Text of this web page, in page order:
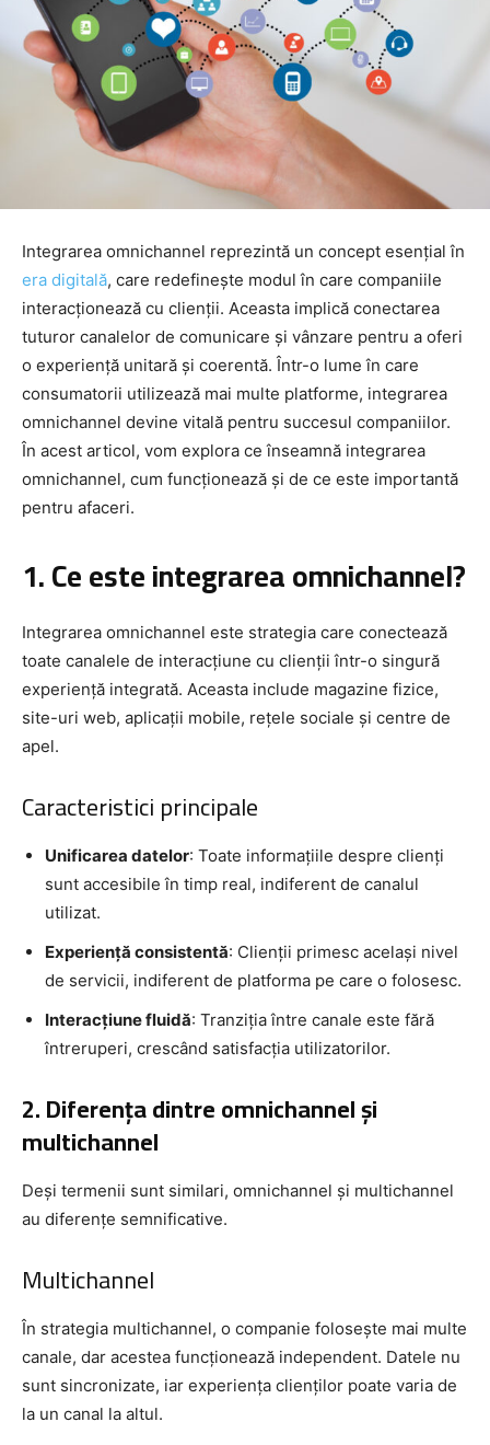
Integrarea omnichannel reprezintă un concept esențial în
era digitală, care redefinește modul în care companiile
interacționează cu clienții. Aceasta implică conectarea
tuturor canalelor de comunicare și vânzare pentru a oferi
o experiență unitară și coerentă. Într-o lume în care
consumatorii utilizează mai multe platforme, integrarea
omnichannel devine vitală pentru succesul companiilor.
În acest articol, vom explora ce înseamnă integrarea
omnichannel, cum funcționează și de ce este importantă
pentru afaceri.
1. Ce este integrarea omnichannel?
Integrarea omnichannel este strategia care conectează
toate canalele de interacțiune cu clienții într-o singură
experiență integrată. Aceasta include magazine fizice,
site-uri web, aplicații mobile, rețele sociale și centre de
apel.
Caracteristici principale
Unificarea datelor: Toate informațiile despre clienți
sunt accesibile în timp real, indiferent de canalul
utilizat.
Experiență consistentă: Clienții primesc același nivel
de servicii, indiferent de platforma pe care o folosesc.
Interacțiune fluidă: Tranziția între canale este fără
întreruperi, crescând satisfacția utilizatorilor.
2. Diferența dintre omnichannel și
multichannel
Deși termenii sunt similari, omnichannel și multichannel
au diferențe semnificative.
Multichannel
În strategia multichannel, o companie folosește mai multe
canale, dar acestea funcționează independent. Datele nu
sunt sincronizate, iar experiența clienților poate varia de
la un canal la altul.